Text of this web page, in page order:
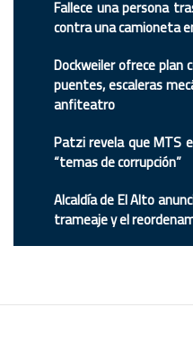
Fallece una persona
contra una camioneta
Dockweiler ofrece plan
puentes, escaleras
anfiteatro
Patzi revela que MTS
“temas de corrupción”
Alcaldía de El Alto
trameaje y el